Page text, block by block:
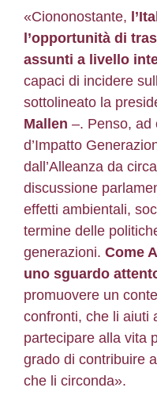
«Ciononostante,
l’opportunità di
assunti a livello
capaci di incidere
sottolineato la
Mallen –. Penso, ad
d’Impatto
dall’Alleanza da
discussione
effetti ambientali,
termine delle
generazioni. Come
uno sguardo
promuovere un
confronti, che li aiuti
partecipare alla vita
grado di contribuire
che li circonda».